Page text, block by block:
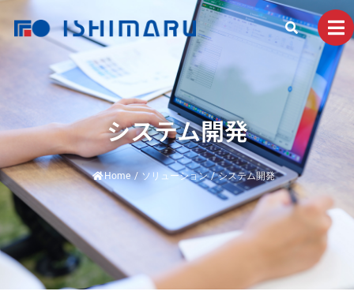
システム開発
Home / ソリューション / システム開発